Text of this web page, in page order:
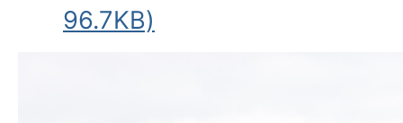
96.7KB)